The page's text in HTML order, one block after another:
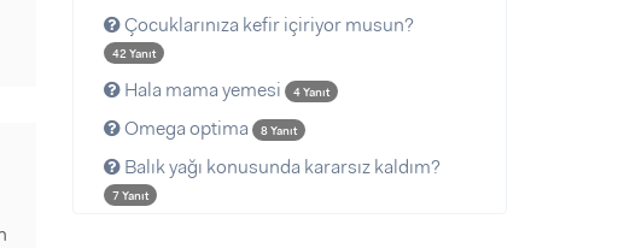
Çocuklarınıza kefir içiriyor musun?
42 Yanıt
Hala mama yemesi 4 Yanıt
Omega optima 8 Yanıt
Balık yağı konusunda kararsız kaldım?
7 Yanıt